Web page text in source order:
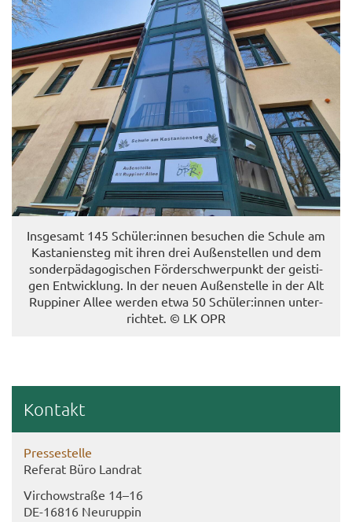
Ins­ge­samt 145 Schü­ler:innen be­su­chen die Schu­le am
Kas­ta­ni­en­steg mit ihren drei Au­ßen­stel­len und dem
son­der­päd­ago­gi­schen För­der­schwer­punkt der geis­ti­
gen Ent­wick­lung. In der neuen Au­ßen­stel­le in der Alt
Rup­pi­ner Allee wer­den etwa 50 Schü­ler:innen un­ter­
rich­tet. © LK OPR
Kon­takt
Pres­se­stel­le
Re­fe­rat Büro Land­rat
Virch­ow­stra­ße 14–16
DE-​16816 Neu­rup­pin